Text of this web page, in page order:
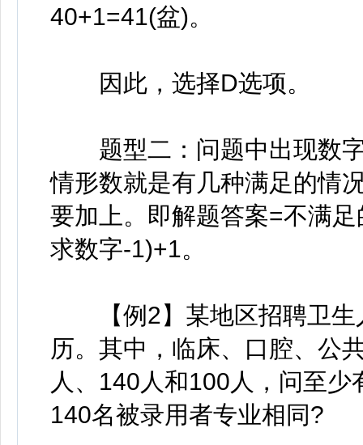
40+1=41(盆)。
因此，选择D选项。
题型二：问题中出现数字
情形数就是有几种满足的情
要加上。即解题答案=不满
求数字-1)+1。
【例2】某地区招聘卫生
历。其中，临床、口腔、公
人、140人和100人，问至
140名被录用者专业相同?